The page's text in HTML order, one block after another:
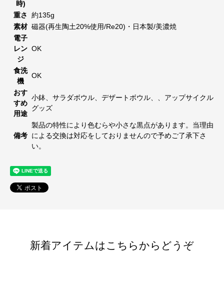
時)
重さ
約135g
素材 磁器(再生陶土20%使用/Re20)・日本製/美濃焼
電子
レン
ジ
OK
食洗
機
OK
おす
すめ
用途
小鉢、サラダボウル、デザートボウル、、アップサイクル
グッズ
備考
製品の特性により色むらや小さな黒点があります。当理由
による交換は対応をしておりませんので予めご了承下さ
い。
新着アイテムはこちらからどうぞ